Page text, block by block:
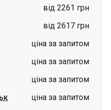
від 2261 грн
від 2617 грн
ціна за запитом
ціна за запитом
ціна за запитом
ціна за запитом